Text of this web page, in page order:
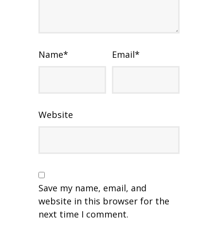
Name* Email*
Website
Save my name, email, and
website in this browser for the
next time I comment.